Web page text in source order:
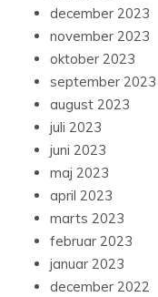
december 2023
november 2023
oktober 2023
september 2023
august 2023
juli 2023
juni 2023
maj 2023
april 2023
marts 2023
februar 2023
januar 2023
december 2022